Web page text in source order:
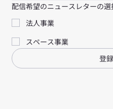
配信希望のニュースレターの選
法人事業
スペース事業
登